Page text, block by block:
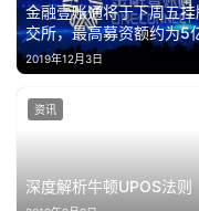
金融壹账通将于下周五
交所，最高募资额约为5
元
2019年12月3日
深度解析牛顿UPOS法则
资讯